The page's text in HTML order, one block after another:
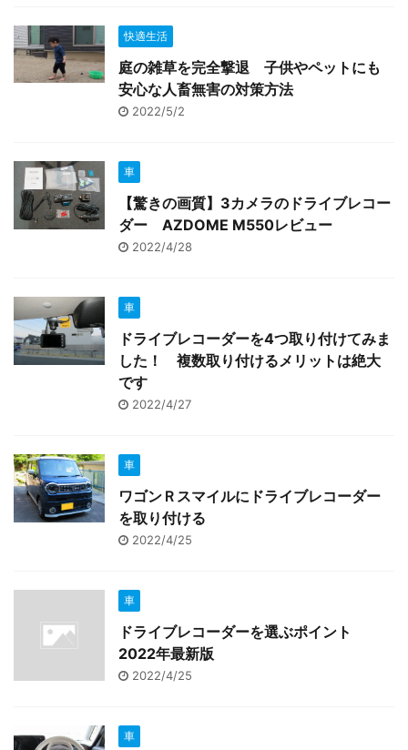
快適生活
庭の雑草を完全撃退 子供やペットにも
安心な人畜無害の対策方法
2022/5/2
車
【驚きの画質】3カメラのドライブレコー
ダー AZDOME M550レビュー
2022/4/28
車
ドライブレコーダーを4つ取り付けてみま
した！ 複数取り付けるメリットは絶大
です
2022/4/27
車
ワゴンＲスマイルにドライブレコーダー
を取り付ける
2022/4/25
車
ドライブレコーダーを選ぶポイント
2022年最新版
2022/4/25
車